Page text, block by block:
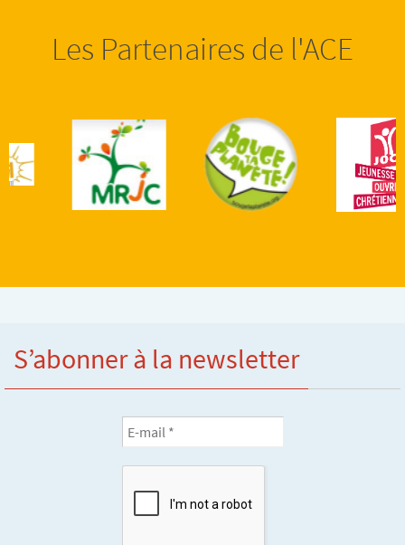
Les Partenaires de l'ACE
S’abonner à la newsletter